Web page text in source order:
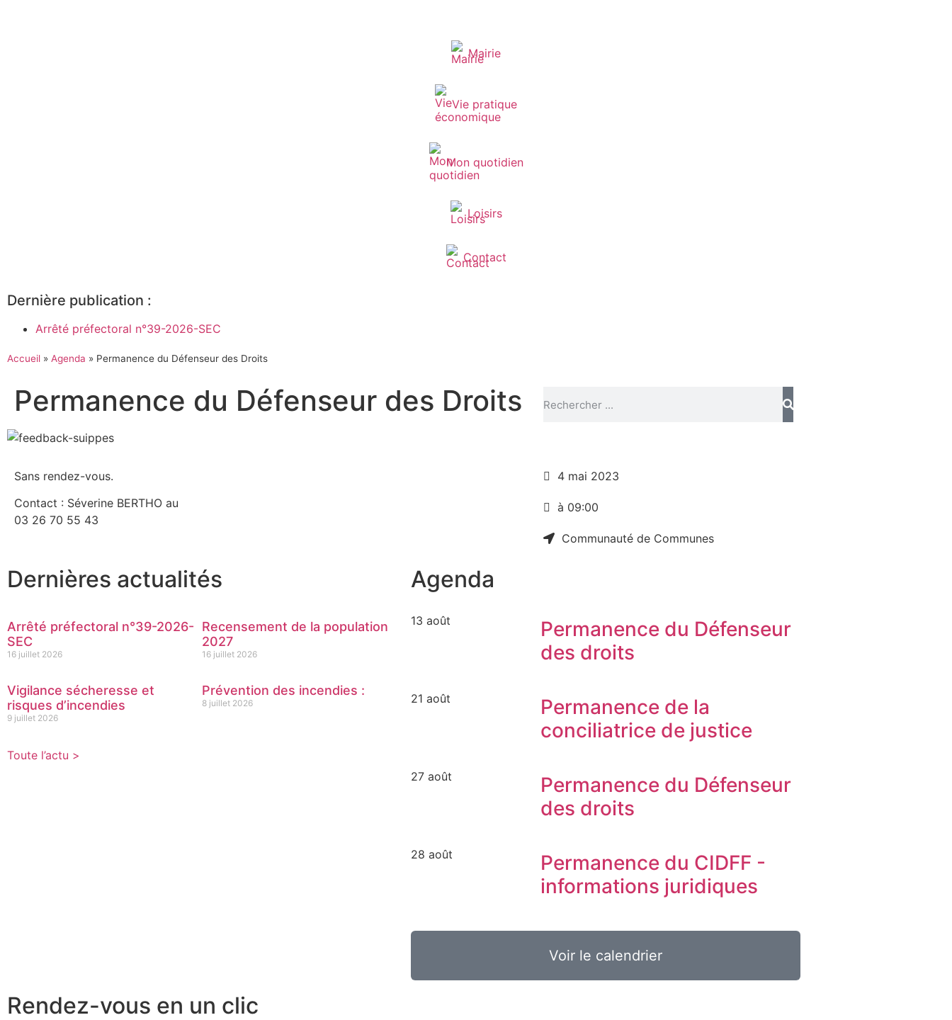
Mairie
Vie pratique
Mon quotidien
Loisirs
Contact
Dernière publication :
Arrêté préfectoral n°39-2026-SEC
Accueil » Agenda » Permanence du Défenseur des Droits
Permanence du Défenseur des Droits
Sans rendez-vous.
Contact : Séverine BERTHO au
03 26 70 55 43
4 mai 2023
à 09:00
Communauté de Communes
Dernières actualités
Arrêté préfectoral n°39-2026-
SEC
16 juillet 2026
Recensement de la population
2027
16 juillet 2026
Vigilance sécheresse et
risques d’incendies
9 juillet 2026
Prévention des incendies :
8 juillet 2026
Toute l’actu >
Agenda
13 août
Permanence du Défenseur
des droits
21 août
Permanence de la
conciliatrice de justice
27 août
Permanence du Défenseur
des droits
28 août
Permanence du CIDFF -
informations juridiques
Voir le calendrier
Rendez-vous en un clic